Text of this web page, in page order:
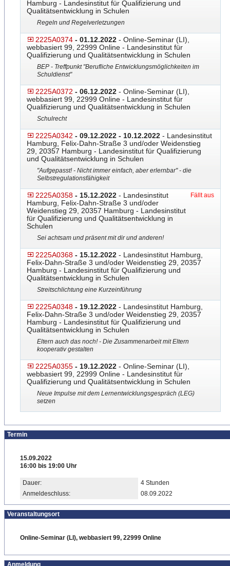
Hamburg - Landesinstitut für Qualifizierung und
Qualitätsentwicklung in Schulen
Regeln und Regelverletzungen
2225A0374 - 01.12.2022 - Online-Seminar (LI),
webbasiert 99, 22999 Online - Landesinstitut für
Qualifizierung und Qualitätsentwicklung in Schulen
BEP - Treffpunkt "Berufliche Entwicklungsmöglichkeiten im
Schuldienst"
2225A0372 - 06.12.2022 - Online-Seminar (LI),
webbasiert 99, 22999 Online - Landesinstitut für
Qualifizierung und Qualitätsentwicklung in Schulen
Schulrecht
2225A0342 - 09.12.2022 - 10.12.2022 - Landesinstitut
Hamburg, Felix-Dahn-Straße 3 und/oder Weidenstieg
29, 20357 Hamburg - Landesinstitut für Qualifizierung
und Qualitätsentwicklung in Schulen
"Aufgepasst! - Nicht immer einfach, aber erlernbar" - die
Selbstregulationsfähigkeit
2225A0358 - 15.12.2022 - Landesinstitut
Hamburg, Felix-Dahn-Straße 3 und/oder
Weidenstieg 29, 20357 Hamburg - Landesinstitut
für Qualifizierung und Qualitätsentwicklung in
Schulen
Fällt aus
Sei achtsam und präsent mit dir und anderen!
2225A0368 - 15.12.2022 - Landesinstitut Hamburg,
Felix-Dahn-Straße 3 und/oder Weidenstieg 29, 20357
Hamburg - Landesinstitut für Qualifizierung und
Qualitätsentwicklung in Schulen
Streitschlichtung eine Kurzeinführung
2225A0348 - 19.12.2022 - Landesinstitut Hamburg,
Felix-Dahn-Straße 3 und/oder Weidenstieg 29, 20357
Hamburg - Landesinstitut für Qualifizierung und
Qualitätsentwicklung in Schulen
Eltern auch das noch! - Die Zusammenarbeit mit Eltern
kooperativ gestalten
2225A0355 - 19.12.2022 - Online-Seminar (LI),
webbasiert 99, 22999 Online - Landesinstitut für
Qualifizierung und Qualitätsentwicklung in Schulen
Neue Impulse mit dem Lernentwicklungsgespräch (LEG)
setzen
Termin
15.09.2022
16:00 bis 19:00 Uhr
Dauer:
4 Stunden
Anmeldeschluss:
08.09.2022
Veranstaltungsort
Online-Seminar (LI), webbasiert 99, 22999 Online
Anmeldung